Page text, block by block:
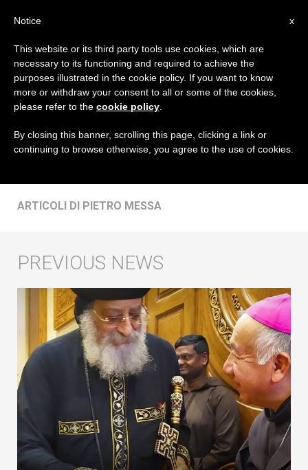
AUTORE
Pietro Messa
ARTICOLI DI PIETRO MESSA
x
Notice
This website or its third party tools use cookies, which are
necessary to its functioning and required to achieve the
purposes illustrated in the cookie policy. If you want to know
more or withdraw your consent to all or some of the cookies,
please refer to the cookie policy
By closing this banner, scrolling this page, clicking a link or
continuing to browse otherwise, you agree to the use of cookies.